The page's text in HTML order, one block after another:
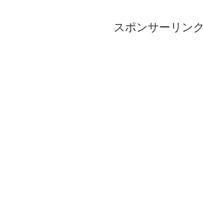
スポンサーリンク